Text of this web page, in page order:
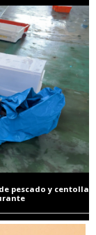
pescado y centolla